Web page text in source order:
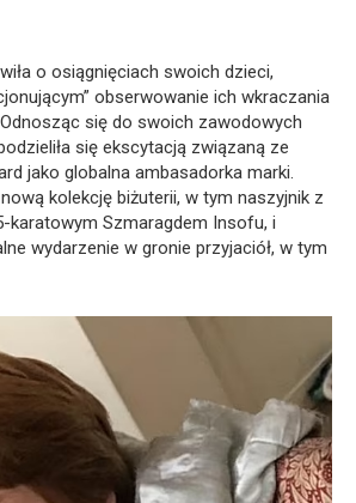
o osiągnięciach swoich dzieci,
obserwowanie ich wkraczania
się do swoich zawodowych
się ekscytacją związaną ze
jako globalna ambasadorka marki.
kolekcję biżuterii, w tym naszyjnik z
karatowym Szmaragdem Insofu, i
wydarzenie w gronie przyjaciół, w tym